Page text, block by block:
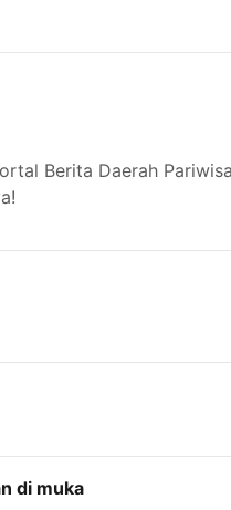
Berita Daerah
di muka